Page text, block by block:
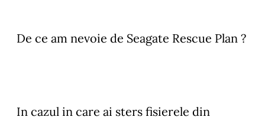
De ce am nevoie de Seagate Rescue Plan ?
In cazul in care ai sters fisierele din